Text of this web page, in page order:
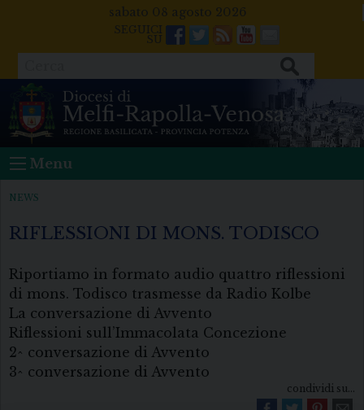
sabato 08 agosto 2026
Facebook
Twitter
FeedsYoutube
Mail
Menu
NEWS
RIFLESSIONI DI MONS. TODISCO
Riportiamo in formato audio quattro riflessioni
di mons. Todisco trasmesse da Radio Kolbe
La conversazione di Avvento
Riflessioni sull’Immacolata Concezione
2^ conversazione di Avvento
3^ conversazione di Avvento
condividi su...